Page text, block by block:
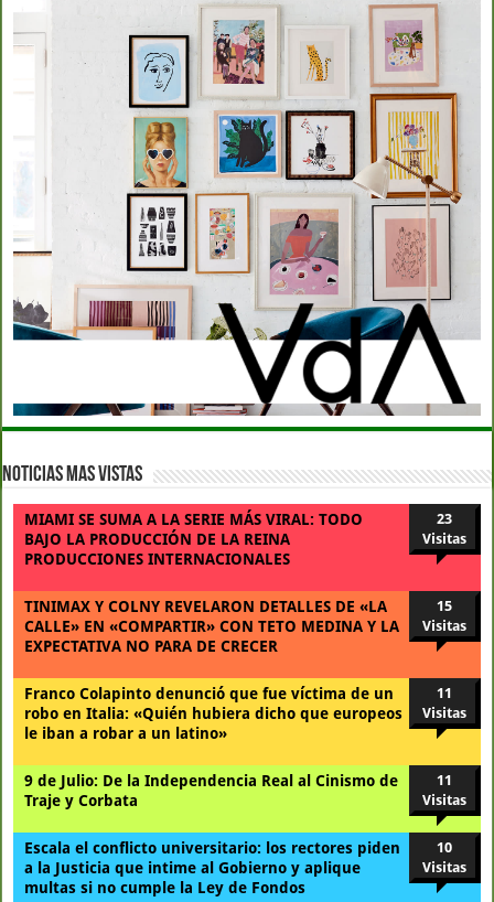
Noticias Mas Vistas
MIAMI SE SUMA A LA SERIE MÁS VIRAL: TODO
BAJO LA PRODUCCIÓN DE LA REINA
PRODUCCIONES INTERNACIONALES
23
Visitas
TINIMAX Y COLNY REVELARON DETALLES DE «LA
CALLE» EN «COMPARTIR» CON TETO MEDINA Y LA
EXPECTATIVA NO PARA DE CRECER
15
Visitas
Franco Colapinto denunció que fue víctima de un
robo en Italia: «Quién hubiera dicho que europeos
le iban a robar a un latino»
11
Visitas
9 de Julio: De la Independencia Real al Cinismo de
Traje y Corbata
11
Visitas
Escala el conflicto universitario: los rectores piden
a la Justicia que intime al Gobierno y aplique
multas si no cumple la Ley de Fondos
10
Visitas